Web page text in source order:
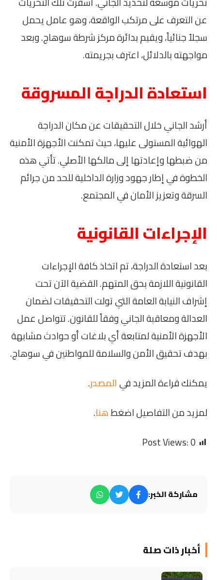
عن التعرف على مرتكب الواقعة، وهو عامل يحمل
سجلاً جنائياً، ويقيم بدائرة مركز شرطة سوهاج. وبعد
مواجهته بالدلائل، اعترف بجريمته.
استعادة الدراجة المسروقة
أرشد الجاني خلال التحقيقات عن مكان الدراجة
الهوائية المستولى عليها، حيث تمكنت الأجهزة الأمنية
من ضبطها وإعادتها إلى مالكها الأصلي. تأتي هذه
الخطوة في إطار جهود وزارة الداخلية للحد من جرائم
السرقة وتعزيز الأمان في المجتمع.
الإجراءات القانونية
بعد استعادة الدراجة، تم اتخاذ كافة الإجراءات
القانونية اللازمة بحق المتهم. القضية الآن تحت
إشراف النيابة العامة التي تولت التحقيقات لضمان
العدالة ومعاقبة الجاني وفقاً للقانون. تتواصل عمل
الأجهزة الأمنية لمتابعة أي بلاغات أو حوادث مشابهة
بهدف تحقيق الأمن والسلامة للمواطنين في سوهاج.
يمكنك قراءة المزيد فيالمصدر.
لمزيد من التفاصيل اضغطهنا.
Post Views:0
مشاركة الخبر:
أخبار ذات صلة